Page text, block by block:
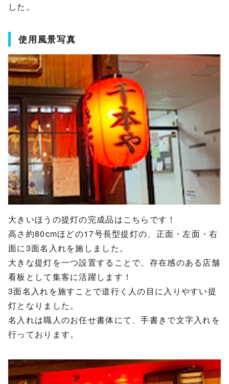
した。
使用風景写真
大きいほうの提灯の完成品はこちらです！
高さ約80cmほどの17号長型提灯の、正面・左面・右
面に3面名入れを施しました。
大きな提灯を一つ設置することで、存在感のある店舗
看板として集客に活躍します！
3面名入れを施すことで道行く人の目に入りやすい提
灯となりました。
名入れは職人のお任せ書体にて、手書きで文字入れを
行っております。